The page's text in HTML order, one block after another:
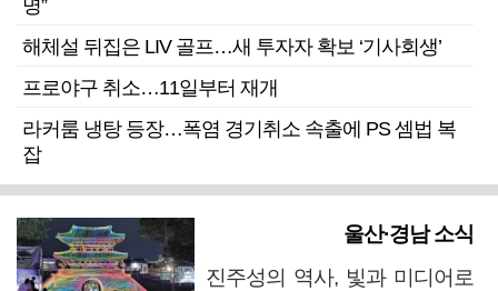
명”
해체설 뒤집은 LIV 골프…새 투자자 확보 ‘기사회생’
프로야구 취소…11일부터 재개
라커룸 냉탕 등장…폭염 경기취소 속출에 PS 셈법 복
잡
울산·경남 소식
진주성의 역사, 빛과 미디어로